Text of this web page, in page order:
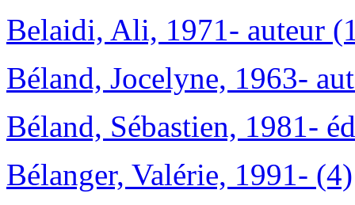
Belaidi, Ali, 1971- auteur
Béland, Jocelyne, 1963-
Béland, Sébastien, 1981-
Bélanger, Valérie, 1991- (4)